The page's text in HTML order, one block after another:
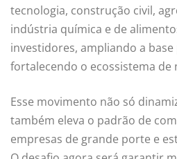
tecnologia, construção civil,
indústria química e de
investidores, ampliando a
fortalecendo o ecossistema de
Esse movimento não só
também eleva o padrão de
empresas de grande porte e